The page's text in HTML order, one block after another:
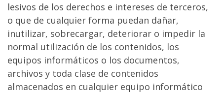
lesivos de los derechos e intereses de terceros,
o que de cualquier forma puedan dañar,
inutilizar, sobrecargar, deteriorar o impedir la
normal utilización de los contenidos, los
equipos informáticos o los documentos,
archivos y toda clase de contenidos
almacenados en cualquier equipo informático